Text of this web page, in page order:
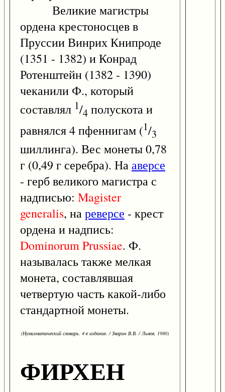
Великие магистры
ордена крестоносцев в
Пруссии Винрих Книпроде
(1351 - 1382) и Конрад
Ротенштейн (1382 - 1390)
чеканили Ф., который
составлял 1/4 полускота и
равнялся 4 пфеннигам (1/3
шиллинга). Вес монеты 0,78
г (0,49 г серебра). Нааверсе
- герб великого магистра с
надписью: Magister
generalis, нареверсе - крест
ордена и надпись:
DominorumPrussiae. Ф.
называлась также мелкая
монета, составлявшая
четвертую часть какой-либо
стандартной монеты.
(Нумизматический словарь. 4-е издание. / Зварич В.В. / Львов, 1980)
ФИРХЕН